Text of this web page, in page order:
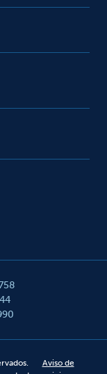
Aviso de